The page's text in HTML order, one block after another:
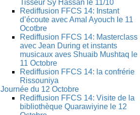
Tisseur Sy Hassan le 11/10
Rediffusion FFCS 14: Instant
d’écoute avec Amal Ayouch le 11
Ocotbre
Rediffusion FFCS 14: Masterclass
avec Jean During et instants
musicaux aves Shuaib Mushtaq le
11 Octobre
Rediffusion FFCS 14: la confrérie
Rissouniya
Journée du 12 Octobre
Rediffusion FFCS 14: Visite de la
bibliothèque Quarawiyine le 12